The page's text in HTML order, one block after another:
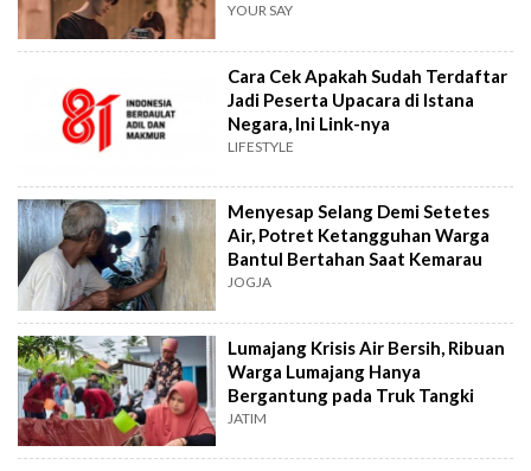
YOUR SAY
Cara Cek Apakah Sudah Terdaftar
Jadi Peserta Upacara di Istana
Negara, Ini Link-nya
LIFESTYLE
Menyesap Selang Demi Setetes
Air, Potret Ketangguhan Warga
Bantul Bertahan Saat Kemarau
JOGJA
Lumajang Krisis Air Bersih, Ribuan
Warga Lumajang Hanya
Bergantung pada Truk Tangki
JATIM